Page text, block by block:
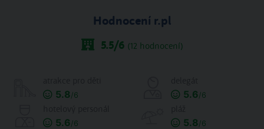
Hodnocení r.pl
5.5/6 (12 hodnocení)
5.8/6 5.6/6
5.6/6 5.8/6